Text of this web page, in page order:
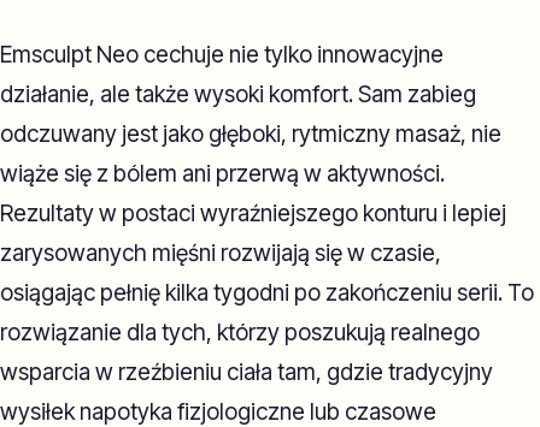
Emsculpt Neo cechuje nie tylko innowacyjne
działanie, ale także wysoki komfort. Sam zabieg
odczuwany jest jako głęboki, rytmiczny masaż, nie
wiąże się z bólem ani przerwą w aktywności.
Rezultaty w postaci wyraźniejszego konturu i lepiej
zarysowanych mięśni rozwijają się w czasie,
osiągając pełnię kilka tygodni po zakończeniu serii. To
rozwiązanie dla tych, którzy poszukują realnego
wsparcia w rzeźbieniu ciała tam, gdzie tradycyjny
wysiłek napotyka fizjologiczne lub czasowe